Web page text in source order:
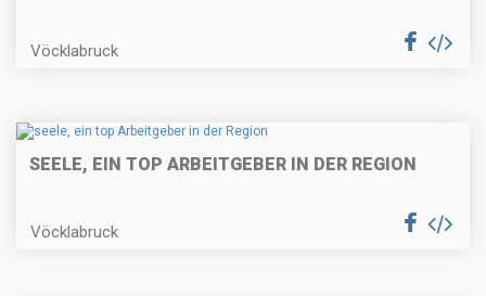
Vöcklabruck
SEELE, EIN TOP ARBEITGEBER IN DER REGION
Vöcklabruck